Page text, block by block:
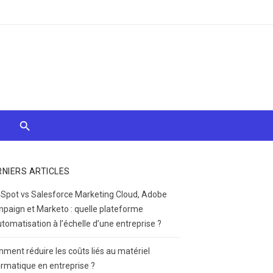
ARTICLES
vs Salesforce Marketing Cloud, Adobe
et Marketo : quelle plateforme
à l’échelle d’une entreprise ?
réduire les coûts liés au matériel
en entreprise ?